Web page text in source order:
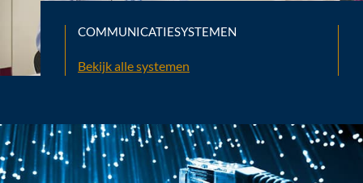
COMMUNICATIESYSTEMEN
Bekijk alle systemen